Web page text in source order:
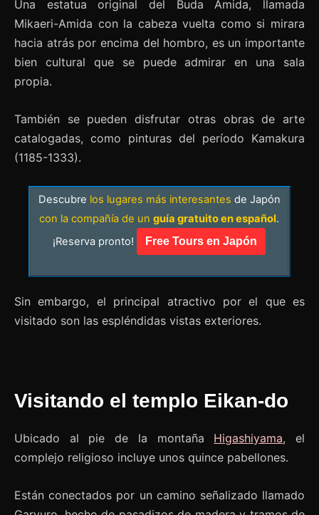
Una estatua original del Buda Amida, llamada
Mikaeri-Amida con la cabeza vuelta como si mirara
hacia atrás por encima del hombro, es un importante
bien cultural que se puede admirar en una sala
propia.
También se pueden disfrutar otras obras de arte
catalogadas, como pinturas del período Kamakura
(1185-1333).
Descubre los lugares más interesantes de Japón
con la compañía de unguía gratuito en español.
¡Reserva pronto!
Free Tours en Japón
Sin embargo, el principal atractivo por el que es
visitado son las espléndidas vistas exteriores.
Visitando el templo Eikan-do
Ubicado al pie de la montaña Higashiyama, el
complejo religioso incluye unos quince pabellones.
Están conectados por un camino señalizado llamado